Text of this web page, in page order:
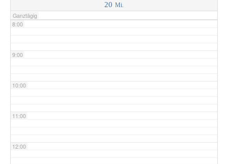
20 Mi.
Ganztägig
8:00
9:00
10:00
11:00
12:00